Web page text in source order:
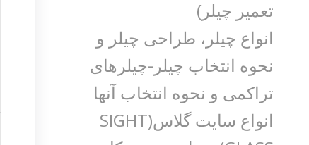
تعمیر چیلر)
انواع چیلر، طراحی چیلر و
نحوه انتخاب چیلر-چیلرهای
تراکمی و نحوه انتخاب آنها
انواع سایت گلاس(SIGHT